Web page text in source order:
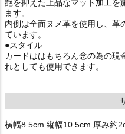
艶を抑えた上品なマット加工を
ます。
内側は全面ヌメ革を使用し、革
ています。
●スタイル
カードははもちろん念の為の現
れとしても使用できます。
横幅8.5cm 縦幅10.5cm 厚み約